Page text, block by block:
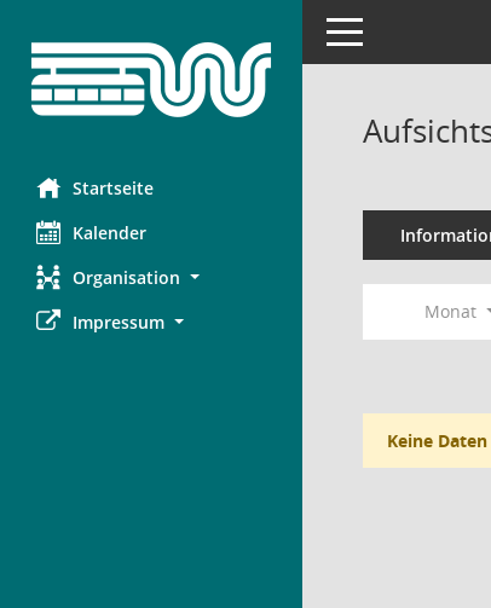
Startseite
Kalender
Organisation
Impressum
Toggle navigation
Monat
Keine